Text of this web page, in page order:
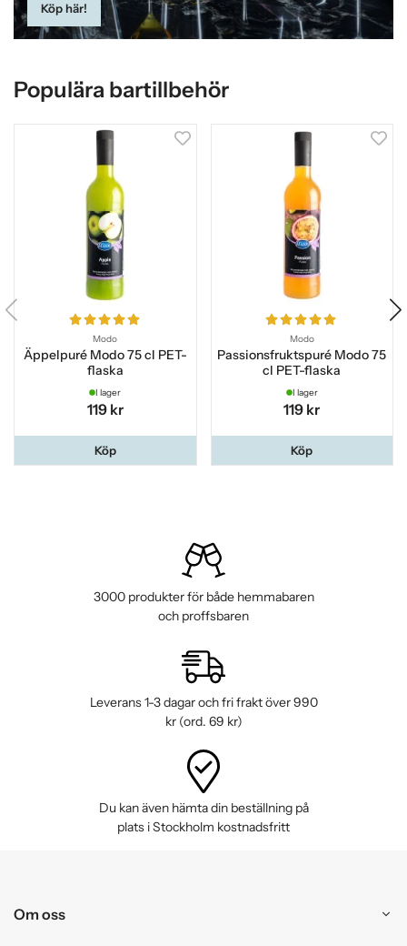
Köp här!
Populära bartillbehör
Modo
Äppelpuré Modo 75 cl PET-
flaska
I lager
119 kr
Köp
Modo
Passionsfruktspuré Modo 75
cl PET-flaska
I lager
119 kr
Köp
3000 produkter för både hemmabaren
och proffsbaren
Leverans 1-3 dagar och fri frakt över 990
kr (ord. 69 kr)
Du kan även hämta din beställning på
plats i Stockholm kostnadsfritt
Om oss